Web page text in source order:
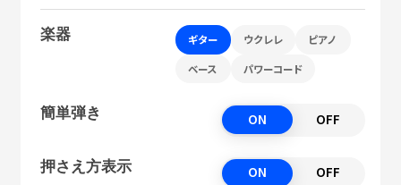
楽器 ギター ウクレレ ピアノ
ベース パワーコード
簡単弾き ON OFF
押さえ方表示 ON OFF